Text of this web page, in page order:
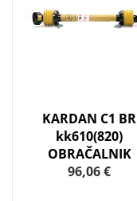
KARDAN C1 BR
kk610(820)
OBRAČALNIK
96,06 €